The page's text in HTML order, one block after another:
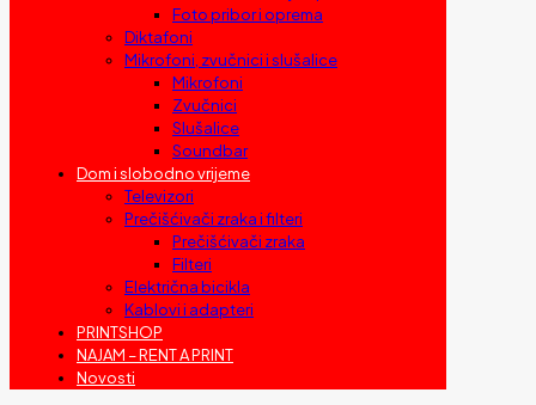
Foto pribor i oprema
Diktafoni
Mikrofoni, zvučnici i slušalice
Mikrofoni
Zvučnici
Slušalice
Soundbar
Dom i slobodno vrijeme
Televizori
Prečišćivači zraka i filteri
Prečišćivači zraka
Filteri
Električna bicikla
Kablovi i adapteri
PRINTSHOP
NAJAM – RENT A PRINT
Novosti